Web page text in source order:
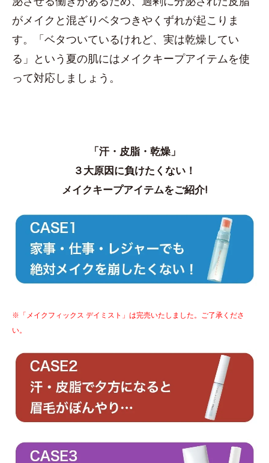
がメイクと混ざりベタつきやくずれが起こりま
す。「ベタついているけれど、実は乾燥してい
る」という夏の肌にはメイクキープアイテムを使
って対応しましょう。
「汗・皮脂・乾燥」
３大原因に負けたくない！
メイクキープアイテムをご紹介!
※「メイクフィックス デイミスト」は完売いたしました。ご了承くださ
い。